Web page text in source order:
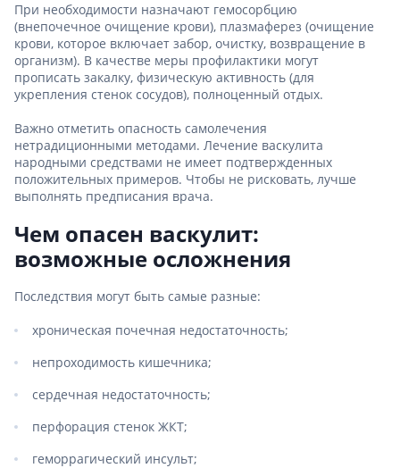
При необходимости назначают гемосорбцию
(внепочечное очищение крови), плазмаферез (очищение
крови, которое включает забор, очистку, возвращение в
организм). В качестве меры профилактики могут
прописать закалку, физическую активность (для
укрепления стенок сосудов), полноценный отдых.
Важно отметить опасность самолечения
нетрадиционными методами. Лечение васкулита
народными средствами не имеет подтвержденных
положительных примеров. Чтобы не рисковать, лучше
выполнять предписания врача.
Чем опасен васкулит:
возможные осложнения
Последствия могут быть самые разные:
хроническая почечная недостаточность;
непроходимость кишечника;
сердечная недостаточность;
перфорация стенок ЖКТ;
геморрагический инсульт;